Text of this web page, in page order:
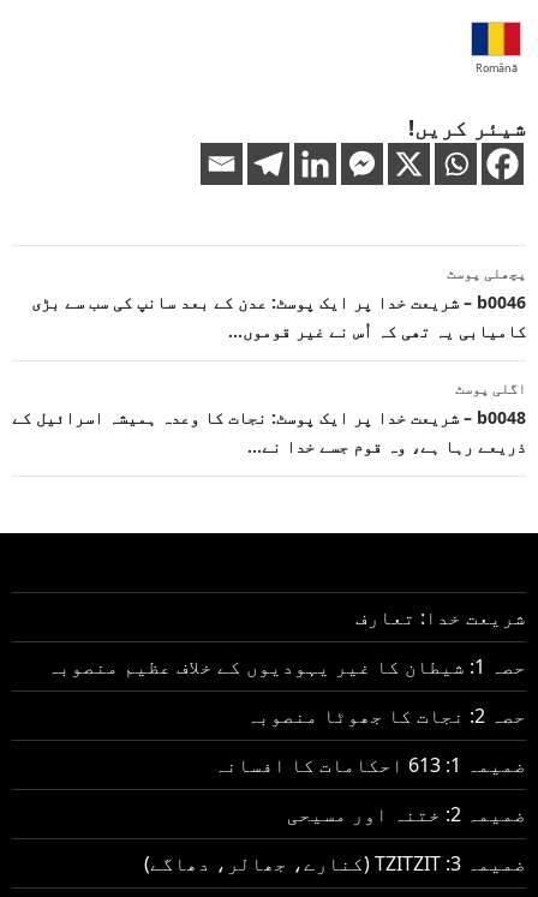
Română
شیئر کریں!
پوسٹوں
کی
نیویگیشن
پچھلی پوسٹ
b0046 – شریعت خدا پر ایک پوسٹ: عدن کے بعد سانپ کی سب سے بڑی
کامیابی یہ تھی کہ اُس نے غیر قوموں…
اگلی پوسٹ
b0048 – شریعت خدا پر ایک پوسٹ: نجات کا وعدہ ہمیشہ اسرائیل کے
ذریعے رہا ہے، وہ قوم جسے خدا نے…
شریعت خدا: تعارف
حصہ 1: شیطان کا غیر یہودیوں کے خلاف عظیم منصوبہ
حصہ 2: نجات کا جھوٹا منصوبہ
ضمیمہ 1: 613 احکامات کا افسانہ
ضمیمہ 2: ختنہ اور مسیحی
ضمیمہ 3: TZITZIT (کنارے، جھالر، دھاگے)